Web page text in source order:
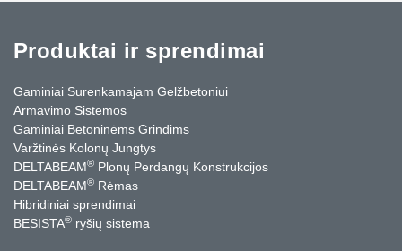
Produktai ir sprendimai
Gaminiai Surenkamajam Gelžbetoniui
Armavimo Sistemos
Gaminiai Betoninėms Grindims
Varžtinės Kolonų Jungtys
DELTABEAM® Plonų Perdangų Konstrukcijos
DELTABEAM® Rėmas
Hibridiniai sprendimai
BESISTA® ryšių sistema